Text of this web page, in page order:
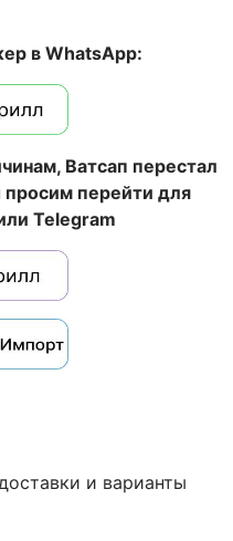
в WhatsApp:
Ватсап перестал
перейти для
Telegram
и варианты